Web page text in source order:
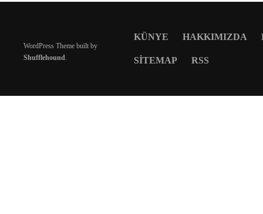
WordPress Theme built by
Shufflehound
KÜNYE HAKKIMIZDA
SITEMAP RSS